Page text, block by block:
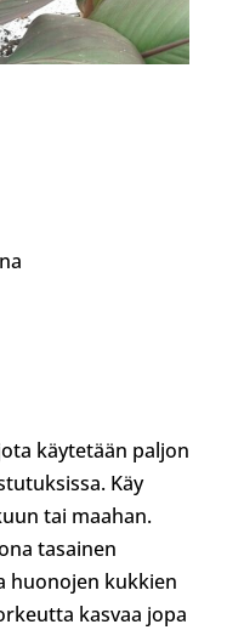
käytetään paljon
Käy
tai maahan.
tasainen
huonojen kukkien
kasvaa jopa